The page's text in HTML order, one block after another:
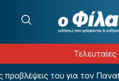
Τελευταίες
του για τον